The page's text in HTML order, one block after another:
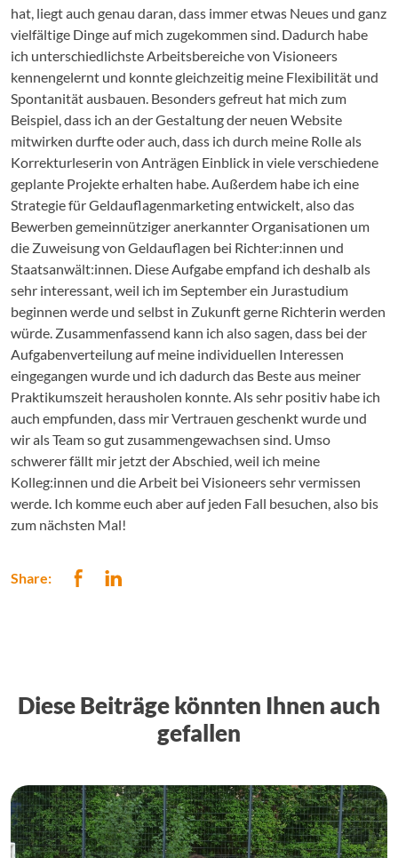
hat, liegt auch genau daran, dass immer etwas Neues und ganz
vielfältige Dinge auf mich zugekommen sind. Dadurch habe
ich unterschiedlichste Arbeitsbereiche von Visioneers
kennengelernt und konnte gleichzeitig meine Flexibilität und
Spontanität ausbauen. Besonders gefreut hat mich zum
Beispiel, dass ich an der Gestaltung der neuen Website
mitwirken durfte oder auch, dass ich durch meine Rolle als
Korrekturleserin von Anträgen Einblick in viele verschiedene
geplante Projekte erhalten habe. Außerdem habe ich eine
Strategie für Geldauflagenmarketing entwickelt, also das
Bewerben gemeinnütziger anerkannter Organisationen um
die Zuweisung von Geldauflagen bei Richter:innen und
Staatsanwält:innen. Diese Aufgabe empfand ich deshalb als
sehr interessant, weil ich im September ein Jurastudium
beginnen werde und selbst in Zukunft gerne Richterin werden
würde. Zusammenfassend kann ich also sagen, dass bei der
Aufgabenverteilung auf meine individuellen Interessen
eingegangen wurde und ich dadurch das Beste aus meiner
Praktikumszeit herausholen konnte. Als sehr positiv habe ich
auch empfunden, dass mir Vertrauen geschenkt wurde und
wir als Team so gut zusammengewachsen sind. Umso
schwerer fällt mir jetzt der Abschied, weil ich meine
Kolleg:innen und die Arbeit bei Visioneers sehr vermissen
werde. Ich komme euch aber auf jeden Fall besuchen, also bis
zum nächsten Mal!
Share:
Diese Beiträge könnten Ihnen auch
gefallen